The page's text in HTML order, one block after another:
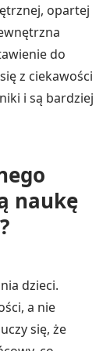
opartej
do
z ciekawości
i są bardziej
naukę
dzieci.
a nie
się, że